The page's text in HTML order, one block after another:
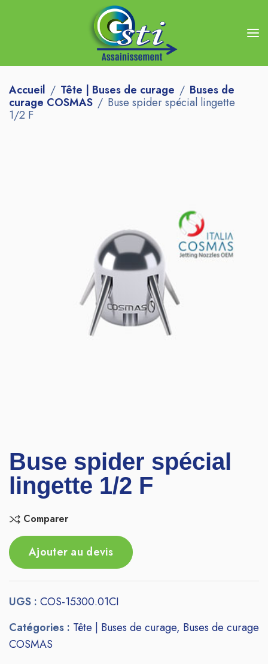
Accueil Tête | Buses de curage
Buses de
curage COSMAS
Buse spider spécial lingette
1/2 F
Buse spider spécial
lingette 1/2 F
Comparer
Ajouter au devis
UGS : COS-15300.01CI
Catégories : Tête | Buses de curage, Buses de curage
COSMAS